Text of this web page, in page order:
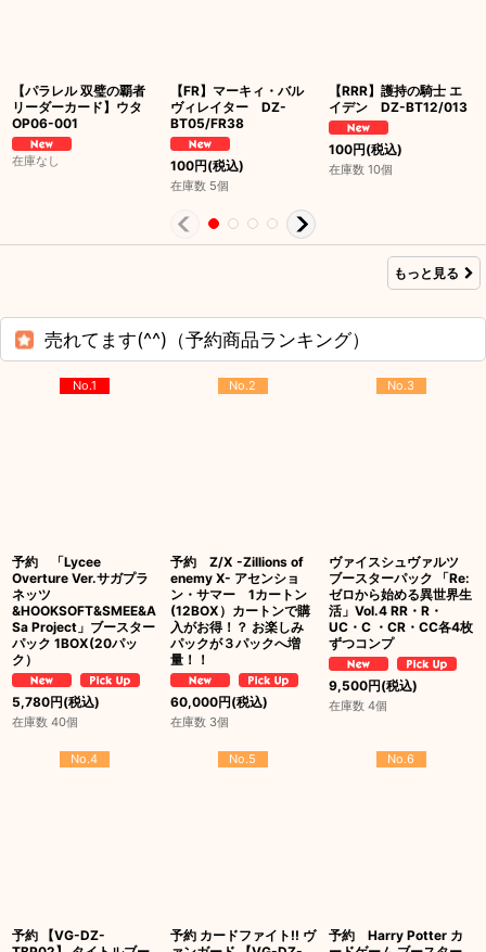
【パラレル 双璧の覇者
リーダーカード】ウタ
OP06-001
在庫なし
【FR】マーキィ・バル
ヴィレイター DZ-
BT05/FR38
100円(税込)
在庫数 5個
【RRR】護持の騎士 エ
イデン DZ-BT12/013
100円(税込)
在庫数 10個
もっと見る
売れてます(^^)（予約商品ランキング）
No.1
予約 「Lycee
Overture Ver.サガプラ
ネッツ
&HOOKSOFT&SMEE&A
Sa Project」ブースター
パック 1BOX(20パッ
ク）
5,780円(税込)
在庫数 40個
No.2
予約 Z/X -Zillions of
enemy X- アセンショ
ン・サマー 1カートン
(12BOX）カートンで購
入がお得！？ お楽しみ
パックが３パックへ増
量！！
60,000円(税込)
在庫数 3個
No.3
ヴァイスシュヴァルツ
ブースターパック 「Re:
ゼロから始める異世界生
活」Vol.4 RR・R・
UC・C ・CR・CC各4枚
ずつコンプ
9,500円(税込)
在庫数 4個
No.4
予約 【VG-DZ-
No.5
予約 カードファイト!! ヴ
No.6
予約 Harry Potter カ